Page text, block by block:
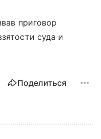
приговор
суда и
Поделиться